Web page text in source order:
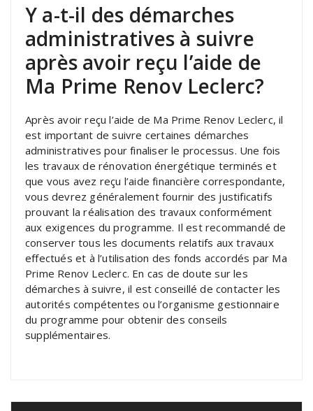
Y a-t-il des démarches
administratives à suivre
après avoir reçu l’aide de
Ma Prime Renov Leclerc?
Après avoir reçu l’aide de Ma Prime Renov Leclerc, il
est important de suivre certaines démarches
administratives pour finaliser le processus. Une fois
les travaux de rénovation énergétique terminés et
que vous avez reçu l’aide financière correspondante,
vous devrez généralement fournir des justificatifs
prouvant la réalisation des travaux conformément
aux exigences du programme. Il est recommandé de
conserver tous les documents relatifs aux travaux
effectués et à l’utilisation des fonds accordés par Ma
Prime Renov Leclerc. En cas de doute sur les
démarches à suivre, il est conseillé de contacter les
autorités compétentes ou l’organisme gestionnaire
du programme pour obtenir des conseils
supplémentaires.